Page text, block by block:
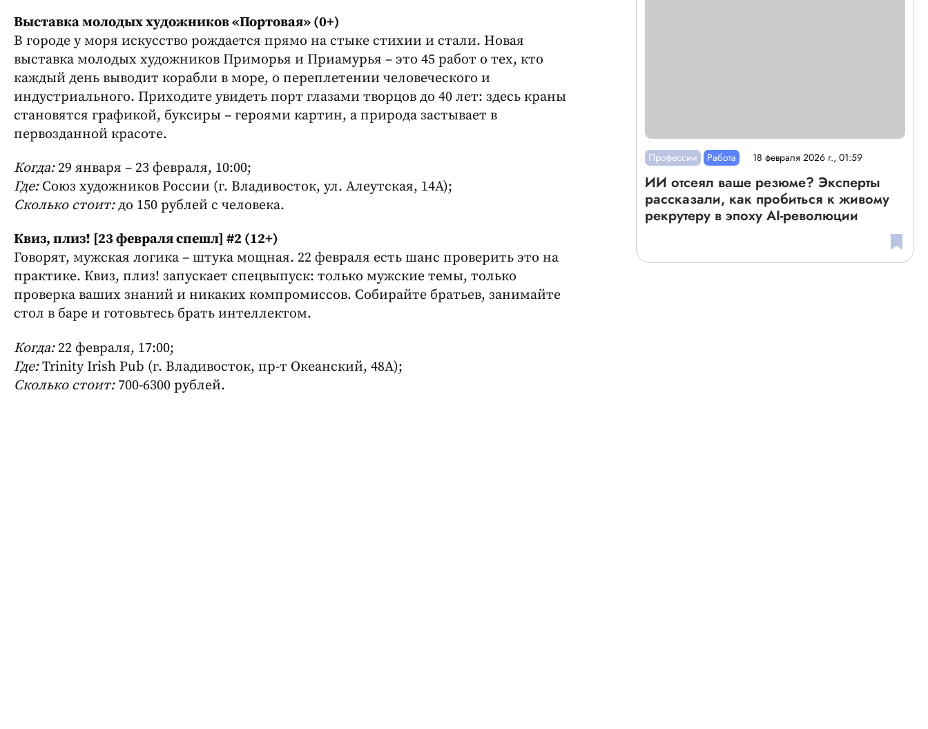
Выставка молодых художников «Портовая» (0+)
В городе у моря искусство рождается прямо на стыке стихии и стали. Новая
выставка молодых художников Приморья и Приамурья – это 45 работ о тех, кто
каждый день выводит корабли в море, о переплетении человеческого и
индустриального. Приходите увидеть порт глазами творцов до 40 лет: здесь краны
становятся графикой, буксиры – героями картин, а природа застывает в
первозданной красоте.
Когда:29 января – 23 февраля, 10:00;
Где:Союз художников России (г. Владивосток, ул. Алеутская, 14А);
Сколько стоит:до 150 рублей с человека.
Квиз, плиз! [23 февраля спешл] #2 (12+)
Говорят, мужская логика – штука мощная. 22 февраля есть шанс проверить это на
практике. Квиз, плиз! запускает спецвыпуск: только мужские темы, только
проверка ваших знаний и никаких компромиссов. Собирайте братьев, занимайте
стол в баре и готовьтесь брать интеллектом.
Когда:22 февраля, 17:00;
Где:Trinity Irish Pub (г. Владивосток, пр-т Океанский, 48А);
Сколько стоит:700-6300 рублей.
Профессии Работа 18 февраля 2026 г., 01:59
ИИ отсеял ваше резюме? Эксперты
рассказали, как пробиться к живому
рекрутеру в эпоху AI-революции